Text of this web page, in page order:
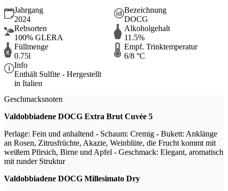
Jahrgang
2024
Bezeichnung
DOCG
Rebsorten
100% GLERA
Alkoholgehalt
11.5%
Füllmenge
0.75l
Empf. Trinktemperatur
6/8 °C
Info
Enthält Sulfite - Hergestellt
in Italien
Geschmacksnoten
Valdobbiadene DOCG Extra Brut Cuvée 5
Perlage: Fein und anhaltend - Schaum: Cremig - Bukett: Anklänge
an Rosen, Zitrusfrüchte, Akazie, Weinblüte, die Frucht kommt mit
weißem Pfirsich, Birne und Apfel - Geschmack: Elegant, aromatisch
mit runder Struktur
Valdobbiadene DOCG Millesimato Dry